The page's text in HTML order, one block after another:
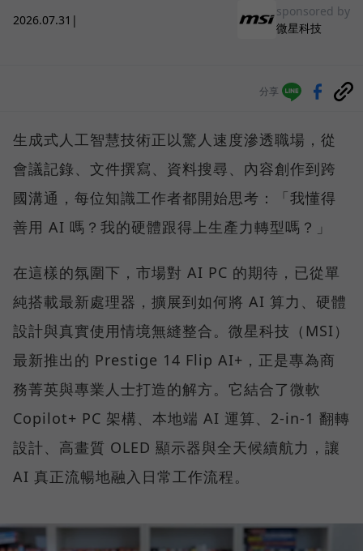
2026.07.31 |
sponsored by
微星科技
分享
生成式人工智慧技術正以驚人速度滲透職場，從
會議記錄、文件撰寫、資料搜尋、內容創作到跨
國溝通，每位知識工作者都開始思考：「我懂得
善用 AI 嗎？我的硬體跟得上生產力轉型嗎？」
在這樣的氛圍下，市場對 AI PC 的期待，已從單
純搭載最新處理器，擴展到如何將 AI 算力、硬體
設計與真實使用情境無縫整合。微星科技（MSI）
最新推出的 Prestige 14 Flip AI+，正是專為商
務菁英與專業人士打造的解方。它結合了微軟
Copilot+ PC 架構、本地端 AI 運算、2-in-1 翻轉
設計、高畫質 OLED 顯示器與全天候續航力，讓
AI 真正流暢地融入日常工作流程。